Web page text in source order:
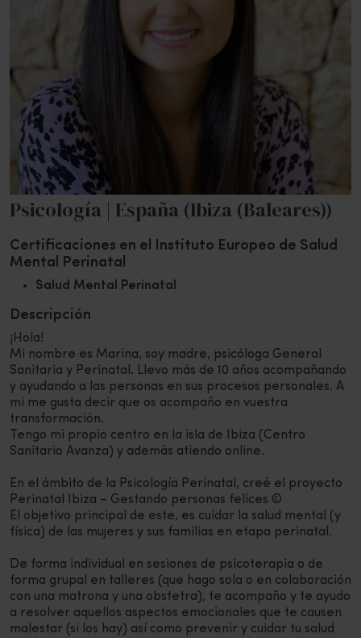
Psicología | España (Ibiza (Baleares))
Certificaciones en el Instituto Europeo de Salud
Mental Perinatal
Salud Mental Perinatal
Descripción
¡Hola!
Mi nombre es Marina, soy madre, psicóloga General
Sanitaria y Perinatal. Llevo más de 10 años acompañando
y ayudando a las personas en sus procesos personales. A
mi me gusta decir que os acompaño en vuestra
transformación.
Tengo mi propio centro en la isla de Ibiza (Centro
Sanitario Avanza) y además atiendo online.
En el ámbito de la Psicología Perinatal, creé el proyecto
Perinatal Ibiza – Gestando personas felices ©
El objetivo principal de este, es cuidar la salud mental (y
física) de las mujeres y sus familias en etapa perinatal.
De forma individual en sesiones de psicoterapia o de
forma grupal en talleres (que hago sola o en colaboración
con una matrona y una obstetra), te acompaño y te ayudo
a resolver aquellos aspectos emocionales que te causen
malestar (si los hay) así como prevenir y cuidar tu salud